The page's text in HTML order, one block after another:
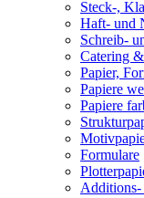
Steck-,
Haft- und
Schreib-
Catering
Papier,
Papiere
Papiere
Formulare
Additions-